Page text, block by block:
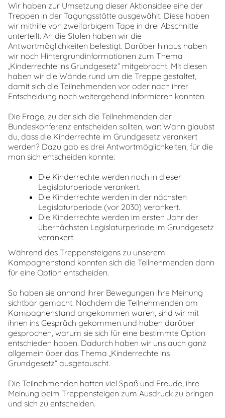
Wir haben zur Umsetzung dieser Aktionsidee eine der
Treppen in der Tagungsstätte ausgewählt. Diese haben
wir mithilfe von zweifarbigem Tape in drei Abschnitte
unterteilt. An die Stufen haben wir die
Antwortmöglichkeiten befestigt. Darüber hinaus haben
wir noch Hintergrundinformationen zum Thema
„Kinderrechte ins Grundgesetz“ mitgebracht. Mit diesen
haben wir die Wände rund um die Treppe gestaltet,
damit sich die Teilnehmenden vor oder nach ihrer
Entscheidung noch weitergehend informieren konnten.
Die Frage, zu der sich die Teilnehmenden der
Bundeskonferenz entscheiden sollten, war: Wann glaubst
du, dass die Kinderrechte im Grundgesetz verankert
werden? Dazu gab es drei Antwortmöglichkeiten, für die
man sich entscheiden konnte:
Die Kinderrechte werden noch in dieser
Legislaturperiode verankert.
Die Kinderrechte werden in der nächsten
Legislaturperiode (vor 2030) verankert.
Die Kinderrechte werden im ersten Jahr der
übernächsten Legislaturperiode im Grundgesetz
verankert.
Während des Treppensteigens zu unserem
Kampagnenstand konnten sich die Teilnehmenden dann
für eine Option entscheiden.
So haben sie anhand ihrer Bewegungen ihre Meinung
sichtbar gemacht. Nachdem die Teilnehmenden am
Kampagnenstand angekommen waren, sind wir mit
ihnen ins Gespräch gekommen und haben darüber
gesprochen, warum sie sich für eine bestimmte Option
entschieden haben. Dadurch haben wir uns auch ganz
allgemein über das Thema „Kinderrechte ins
Grundgesetz“ ausgetauscht.
Die Teilnehmenden hatten viel Spaß und Freude, ihre
Meinung beim Treppensteigen zum Ausdruck zu bringen
und sich zu entscheiden.